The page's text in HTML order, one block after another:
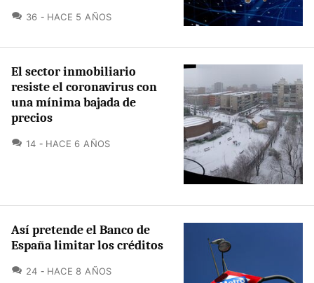
36 COMENTARIOS
HACE 5 AÑOS
El sector inmobiliario
resiste el coronavirus con
una mínima bajada de
precios
14 COMENTARIOS
HACE 6 AÑOS
Así pretende el Banco de
España limitar los créditos
24 COMENTARIOS
HACE 8 AÑOS